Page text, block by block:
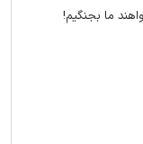
ما بجنگیم!